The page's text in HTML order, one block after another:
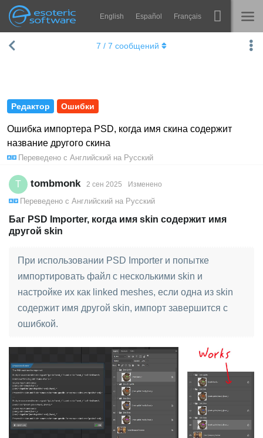
Esoteric Software
Navigation English Español Français
ГЛАВНАЯ
КОНТАКТЫ
Spine
Купить
Редактор Ошибки
Ошибка импортера PSD, когда имя скина содержит
название другого скина
Переведено с Английский на Русский
7 / 7 сообщений
T tombmonk 2 сен 2025 Изменено
Переведено с Английский на Русский
Баг PSD Importer, когда имя skin содержит имя
другой skin
При использовании PSD Importer и попытке
импортировать файл с несколькими skin и
настройке их как linked meshes, если одна из skin
содержит имя другой skin, импорт завершится с
ошибкой.